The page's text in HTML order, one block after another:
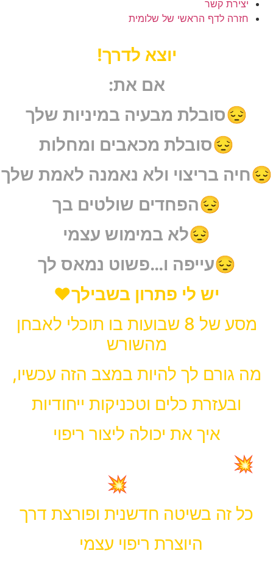
יצירת קשר
חזרה לדף הראשי של שלומית
יוצא לדרך!
אם את:
😔סובלת מבעיה במיניות שלך
😔סובלת מכאבים ומחלות
😔חיה בריצוי ולא נאמנה לאמת שלך
😔הפחדים שולטים בך
😔לא במימוש עצמי
😔עייפה ו…פשוט נמאס לך
יש לי פתרון בשבילך♥️
מסע של 8 שבועות בו תוכלי לאבחן
מהשורש
מה גורם לך להיות במצב הזה עכשיו,
ובעזרת כלים וטכניקות ייחודיות
איך את יכולה ליצור ריפוי
💥ולחיות את החיים שאת ראויה
להם!💥
כל זה בשיטה חדשנית ופורצת דרך
היוצרת ריפוי עצמי